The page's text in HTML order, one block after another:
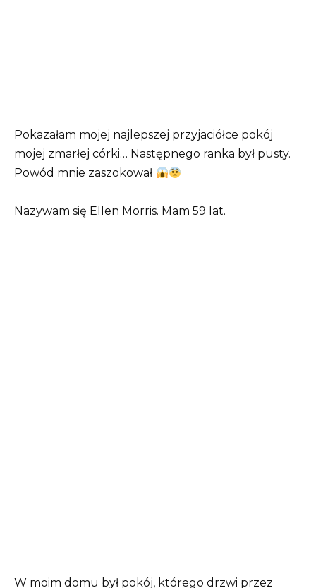
Pokazałam mojej najlepszej przyjaciółce pokój
mojej zmarłej córki… Następnego ranka był pusty.
Powód mnie zaszokował
Nazywam się Ellen Morris. Mam 59 lat.
W moim domu był pokój, którego drzwi przez